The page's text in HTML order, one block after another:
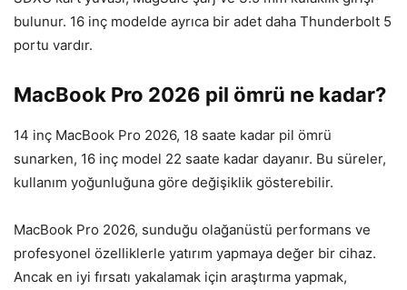
bulunur. 16 inç modelde ayrıca bir adet daha Thunderbolt 5
portu vardır.
MacBook Pro 2026 pil ömrü ne kadar?
14 inç MacBook Pro 2026, 18 saate kadar pil ömrü
sunarken, 16 inç model 22 saate kadar dayanır. Bu süreler,
kullanım yoğunluğuna göre değişiklik gösterebilir.
MacBook Pro 2026, sunduğu olağanüstü performans ve
profesyonel özelliklerle yatırım yapmaya değer bir cihaz.
Ancak en iyi fırsatı yakalamak için araştırma yapmak,